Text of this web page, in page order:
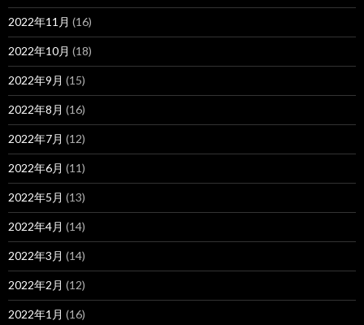
2022年11月 (16)
2022年10月 (18)
2022年9月 (15)
2022年8月 (16)
2022年7月 (12)
2022年6月 (11)
2022年5月 (13)
2022年4月 (14)
2022年3月 (14)
2022年2月 (12)
2022年1月 (16)